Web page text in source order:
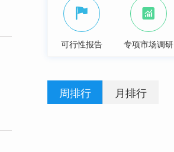
可行性报告 专项市场调研
周排行 月排行